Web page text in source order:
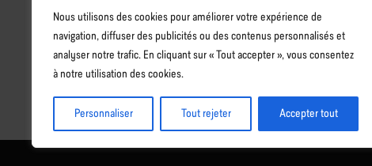
Nous utilisons des cookies pour améliorer votre expérience de
navigation, diffuser des publicités ou des contenus personnalisés et
analyser notre trafic. En cliquant sur « Tout accepter », vous consentez
à notre utilisation des cookies.
Personnaliser Tout rejeter Accepter tout
Email
info@lawsonhr.com
Côte d’Ivoire
+225 07 79 71 02 01